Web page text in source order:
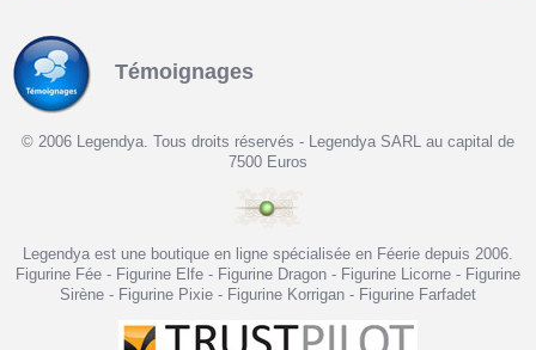
Témoignages
© 2006 Legendya. Tous droits réservés - Legendya SARL au capital de
7500 Euros
Legendya est une boutique en ligne spécialisée en Féerie depuis 2006.
Figurine Fée - Figurine Elfe - Figurine Dragon - Figurine Licorne - Figurine
Sirène - Figurine Pixie - Figurine Korrigan - Figurine Farfadet